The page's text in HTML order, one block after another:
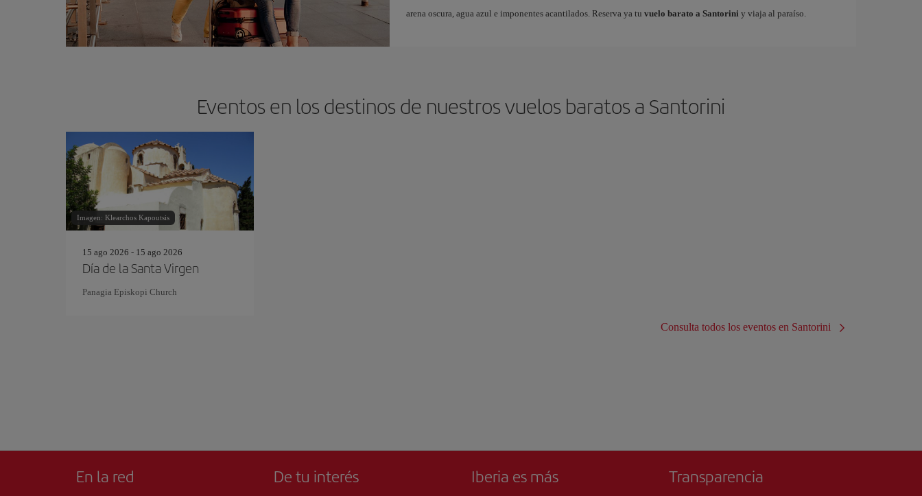
arena oscura, agua azul e imponentes acantilados. Reserva ya tu vuelo barato a Santorini y viaja al paraíso.
Eventos en los destinos de nuestros vuelos baratos a Santorini
Imagen: Klearchos Kapoutsis
15 ago 2026 - 15 ago 2026
Día de la Santa Virgen
Panagia Episkopi Church
Consulta todos los eventos en Santorini
En la red De tu interés Iberia es más Transparencia